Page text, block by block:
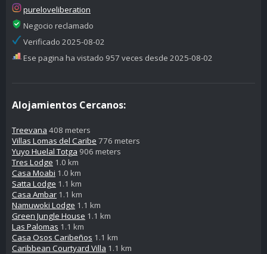
pureloveliberation
Negocio reclamado
Verificado 2025-08-02
Ese pagina ha vistado 957 veces desde 2025-08-02
Alojamientos Cercanos:
Treevana 408 meters
Villas Lomas del Caribe 776 meters
Yuyo Huelal Totga 906 meters
Tres Lodge 1.0 km
Casa Moabi 1.0 km
Satta Lodge 1.1 km
Casa Ambar 1.1 km
Namuwoki Lodge 1.1 km
Green Jungle House 1.1 km
Las Palomas 1.1 km
Casa Osos Caribeños 1.1 km
Caribbean Courtyard Villa 1.1 km